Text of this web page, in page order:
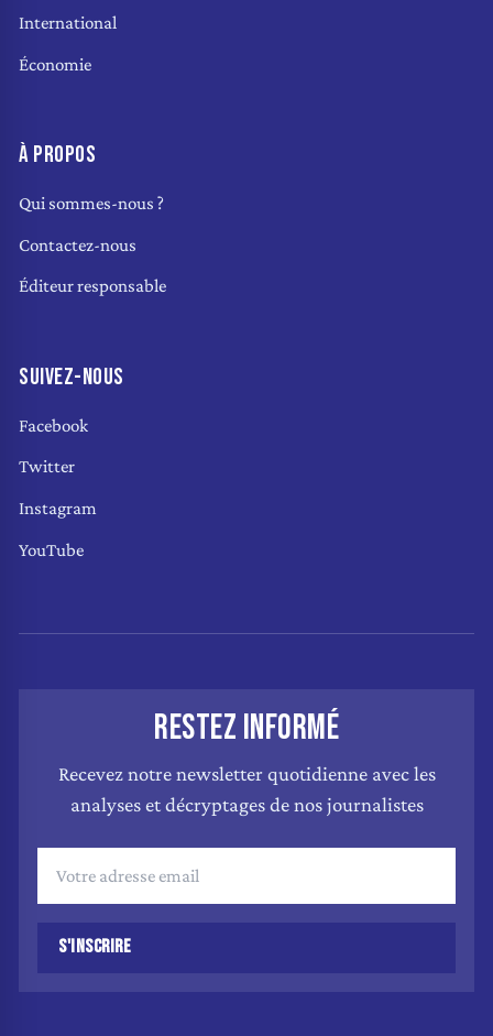
International
Économie
À PROPOS
Qui sommes-nous ?
Contactez-nous
Éditeur responsable
SUIVEZ-NOUS
Facebook
Twitter
Instagram
YouTube
RESTEZ INFORMÉ
Recevez notre newsletter quotidienne avec les
analyses et décryptages de nos journalistes
S'INSCRIRE